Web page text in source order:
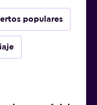
populares